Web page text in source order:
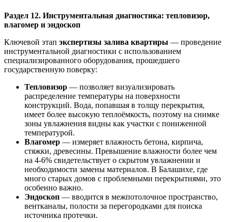
Раздел 12. Инструментальная диагностика: тепловизор,
влагомер и эндоскоп
Ключевой этап экспертизы залива квартиры — проведение
инструментальной диагностики с использованием
специализированного оборудования, прошедшего
государственную поверку:
Тепловизор — позволяет визуализировать
распределение температуры на поверхности
конструкций. Вода, попавшая в толщу перекрытия,
имеет более высокую теплоёмкость, поэтому на снимке
зоны увлажнения видны как участки с пониженной
температурой.
Влагомер — измеряет влажность бетона, кирпича,
стяжки, древесины. Превышение влажности более чем
на 4-6% свидетельствует о скрытом увлажнении и
необходимости замены материалов. В Балашихе, где
много старых домов с проблемными перекрытиями, это
особенно важно.
Эндоскоп — вводится в межпотолочное пространство,
вентканалы, полости за перегородками для поиска
источника протечки.